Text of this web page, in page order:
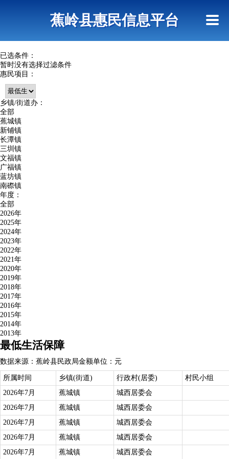
蕉岭县惠民信息平台
已选条件：
暂时没有选择过滤条件
惠民项目：
乡镇/街道办：
全部
蕉城镇
新铺镇
长潭镇
三圳镇
文福镇
广福镇
蓝坊镇
南磜镇
年度：
全部
2026年
2025年
2024年
2023年
2022年
2021年
2020年
2019年
2018年
2017年
2016年
2015年
2014年
2013年
最低生活保障
数据来源：蕉岭县民政局金额单位：元
所属时间 乡镇(街道) 行政村(居委)
村民小组
2026年7月
蕉城镇
城西居委会
2026年7月
蕉城镇
城西居委会
2026年7月
蕉城镇
城西居委会
2026年7月
蕉城镇
城西居委会
2026年7月
蕉城镇 城西居委会